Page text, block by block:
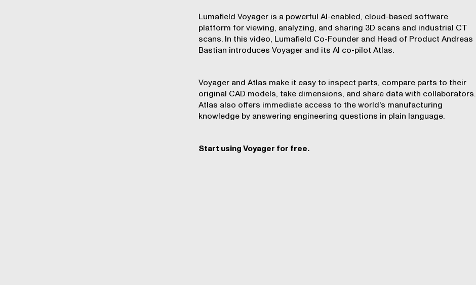
Lumafield Voyager is a powerful AI-enabled, cloud-based software
platform for viewing, analyzing, and sharing 3D scans and industrial CT
scans. In this video, Lumafield Co-Founder and Head of Product Andreas
Bastian introduces Voyager and its AI co-pilot Atlas.
Voyager and Atlas make it easy to inspect parts, compare parts to their
original CAD models, take dimensions, and share data with collaborators.
Atlas also offers immediate access to the world's manufacturing
knowledge by answering engineering questions in plain language.
Start using Voyager for free.